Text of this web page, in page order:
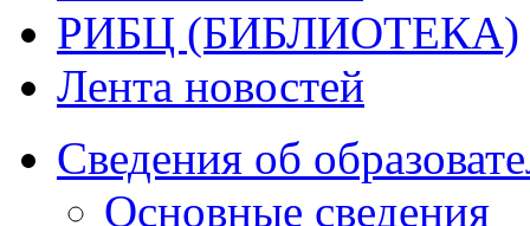
РИБЦ (БИБЛИОТЕКА)
Лента новостей
Сведения об
Основные сведения